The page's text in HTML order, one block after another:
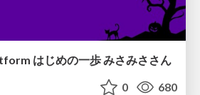
はじめの一歩 みさみささん
0 680